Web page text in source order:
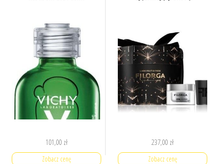
101,00 zł
Zobacz cenę
237,00 zł
Zobacz cenę